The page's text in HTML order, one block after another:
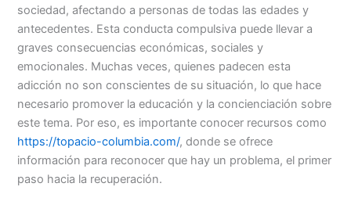
sociedad, afectando a personas de todas las edades y
antecedentes. Esta conducta compulsiva puede llevar a
graves consecuencias económicas, sociales y
emocionales. Muchas veces, quienes padecen esta
adicción no son conscientes de su situación, lo que hace
necesario promover la educación y la concienciación sobre
este tema. Por eso, es importante conocer recursos como
https://topacio-columbia.com/, donde se ofrece
información para reconocer que hay un problema, el primer
paso hacia la recuperación.